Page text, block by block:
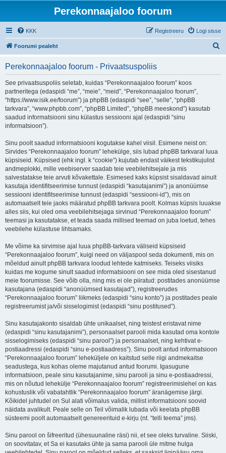
Perekonnaajaloo foorum
KKK Logi sisse
Registreeru
Foorumi pealeht
Perekonnaajaloo foorum - Privaatsuspoliis
See privaatsuspoliis seletab, kuidas “Perekonnaajaloo foorum” koos
partneritega (edaspidi “me”, “meie”, “meid”, “Perekonnaajaloo foorum”,
“https://www.isik.ee/foorum”) ja phpBB (edaspidi “see”, “selle”, “phpBB
tarkvara”, “www.phpbb.com”, “phpBB Limited”, “phpBB meeskond”) kasutab
saadud informatsiooni sinu külastus sessiooni ajal (edaspidi “sinu
informatsioon”).
Sinu poolt saadud informatsiooni kogutakse kahel viisil. Esimene neist on:
Sirvides “Perekonnaajaloo foorum” lehekülge, siis lubad phpBB tarkvaral luua
küpsiseid. Küpsised (ehk ingl. k “cookie”) kujutab endast väikest tekstikujulist
andmeplokki, mille veebiserver saadab teie veebilehitsejale ja mis
salvestatakse teie arvuti kõvakettale. Esimesed kaks küpsist sisaldavad ainult
kasutaja identifitseerimise tunnust (edaspidi “kasutajanimi”) ja anonüümse
sessiooni identifitseerimise tunnust (edaspidi “sessiooni-id”), mis on
automaatselt teie jaoks määratud phpBB tarkvara poolt. Kolmas küpsis luuakse
alles siis, kui oled oma veebilehitsejaga sirvinud “Perekonnaajaloo foorum”
teemasi ja kasutatakse, et teada saada millised teemad on juba loetud, tehes
veebilehe külastuse lihtsamaks.
Me võime ka sirvimise ajal luua phpBB-tarkvara väliseid küpsiseid
“Perekonnaajaloo foorum”, kuigi need on väljaspool seda dokumenti, mis on
mõeldud ainult phpBB tarkvara loodud lehtede katmiseks. Teiseks viisiks
kuidas me kogume sinult saadud informatsiooni on see mida oled sisestanud
meie foorumisse. See võib olla, ning mis ei ole piiratud: postitades anonüümse
kasutajana (edaspidi “anonüümsed kasutajad”), registreerudes
“Perekonnaajaloo foorum” liikmeks (edaspidi “sinu konto”) ja postitades peale
registreerumist ja/või sisselogimist (edaspidi “sinu postitused”).
Sinu kasutajakonto sisaldab ühte unikaalset, ning teistest eristavat nime
(edaspidi “sinu kasutajanimi”), personaalset parooli mida kasutad oma kontole
sisselogimiseks (edaspidi “sinu parool”) ja personaalset, ning kehtivat e-
postiaadressi (edaspidi “sinu e-postiaadress”). Sinu poolt antud informatsioon
“Perekonnaajaloo foorum” leheküljele on kaitstud selle riigi andmekaitse
seadustega, kus kohas oleme majutanud antud foorumi. Igasugune
informatsioon, peale sinu kasutajanime, sinu parooli ja sinu e-postiaadressi,
mis on nõutud lehekülje “Perekonnaajaloo foorum” registreerimislehel on kas
kohustuslik või vabatahtlik “Perekonnaajaloo foorum” äranägemise järgi.
Kõikidel juhtudel on Sul alati võimalus valida, millist informatsiooni soovid
näidata avalikult. Peale selle on Teil võimalik lubada või keelata phpBB
süsteemi poolt automaatselt genereerituid e-kirju (nt. “telli teema” jms).
Sinu parool on šifreeritud (ühesuunaline räsi) nii, et see oleks turvaline. Siiski,
on soovitatav, et Sa ei kasutaks ühte ja sama parooli üle mitme hulga